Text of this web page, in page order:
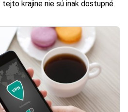
krajine nie sú inak dostupné.